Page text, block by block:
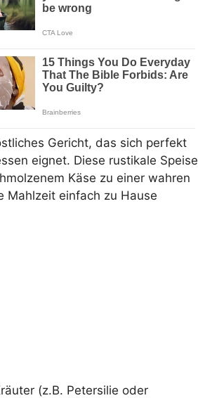
Gericht, das sich perfekt
eignet. Diese rustikale Speise
Käse zu einer wahren
Mahlzeit einfach zu Hause
(z.B. Petersilie oder